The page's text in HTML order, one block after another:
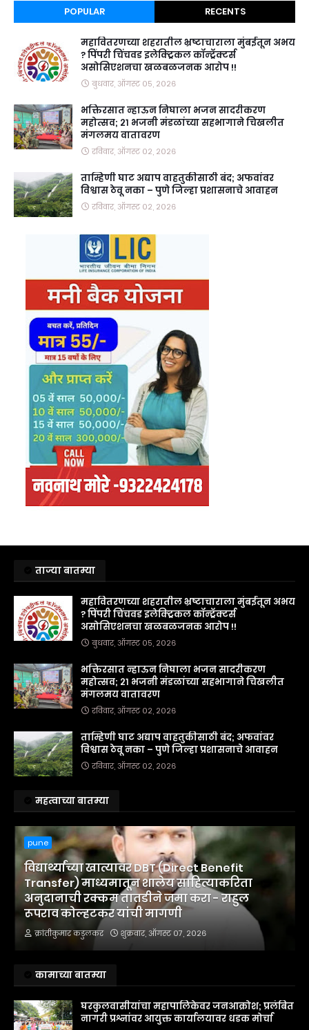
POPULAR RECENTS
महावितरणच्या शहरातील भ्रष्टाचाराला मुंबईतून अभय
? पिंपरी चिंचवड इलेक्ट्रिकल कॉन्ट्रॅक्टर्स
असोसिएशनचा खळबळजनक आरोप !!
बुधवार, ऑगस्ट ०५, २०२६
भक्तिरसात न्हाऊन निघाला भजन सादरीकरण
महोत्सव; २१ भजनी मंडळांच्या सहभागाने चिखलीत
मंगलमय वातावरण
रविवार, ऑगस्ट ०२, २०२६
ताम्हिणी घाट अद्याप वाहतुकीसाठी बंद; अफवांवर
विश्वास ठेवू नका – पुणे जिल्हा प्रशासनाचे आवाहन
रविवार, ऑगस्ट ०२, २०२६
ताज्या बातम्या
महावितरणच्या शहरातील भ्रष्टाचाराला मुंबईतून अभय
? पिंपरी चिंचवड इलेक्ट्रिकल कॉन्ट्रॅक्टर्स
असोसिएशनचा खळबळजनक आरोप !!
बुधवार, ऑगस्ट ०५, २०२६
भक्तिरसात न्हाऊन निघाला भजन सादरीकरण
महोत्सव; २१ भजनी मंडळांच्या सहभागाने चिखलीत
मंगलमय वातावरण
रविवार, ऑगस्ट ०२, २०२६
ताम्हिणी घाट अद्याप वाहतुकीसाठी बंद; अफवांवर
विश्वास ठेवू नका – पुणे जिल्हा प्रशासनाचे आवाहन
रविवार, ऑगस्ट ०२, २०२६
महत्वाच्या बातम्या
pune
विद्यार्थ्यांच्या खात्यावर DBT (Direct Benefit
Transfer) माध्यमातून शालेय साहित्याकरिता
अनुदानाची रक्कम तातडीने जमा करा - राहुल
रूपराव कोल्हटकर यांची मागणी
क्रांतीकुमार कडुलकर शुक्रवार, ऑगस्ट ०७, २०२६
कामाच्या बातम्या
घरकुलवासीयांचा महापालिकेवर जनआक्रोश; प्रलंबित
नागरी प्रश्नांवर आयुक्त कार्यालयावर धडक मोर्चा